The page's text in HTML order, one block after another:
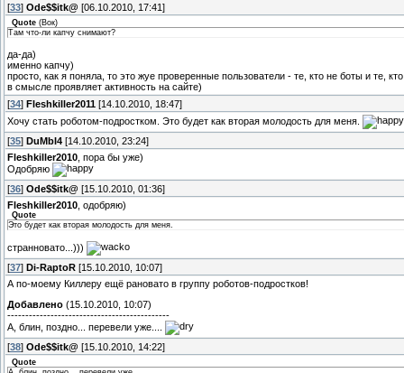
[33] Ode$$itk@ [06.10.2010, 17:41]
Quote (Вок)
Там что-ли капчу снимают?
да-да)
именно капчу)
просто, как я поняла, то это жуе проверенные пользователи - те, кто не боты и те,
в смысле проявляет активность на сайте)
[34] Fleshkiller2011 [14.10.2010, 18:47]
Хочу стать роботом-подростком. Это будет как вторая молодость для меня.
[35] DuMbI4 [14.10.2010, 23:24]
Fleshkiller2010 , пора бы уже)
Одобряю
[36] Ode$$itk@ [15.10.2010, 01:36]
Fleshkiller2010 , одобряю)
Quote
Это будет как вторая молодость для меня.
странновато...)))
[37] Di-RaptoR [15.10.2010, 10:07]
А по-моему Киллеру ещё рановато в группу роботов-подростков!
Добавлено (15.10.2010, 10:07)
---------------------------------------------
А, блин, поздно... перевели уже....
[38] Ode$$itk@ [15.10.2010, 14:22]
Quote